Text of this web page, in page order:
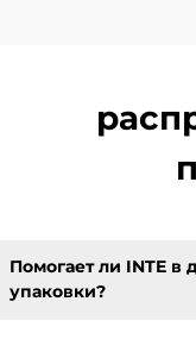
Помогает ли INTE в
упаковки?